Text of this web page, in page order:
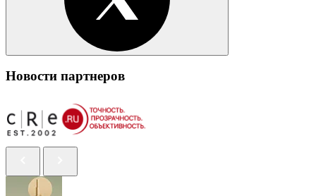
Новости партнеров